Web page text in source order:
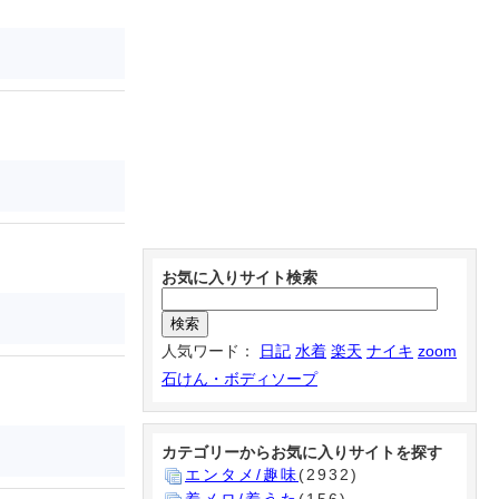
お気に入りサイト検索
人気ワード： 日記 水着 楽天 ナイキ zoom
石けん・ボディソープ
カテゴリーからお気に入りサイトを探す
エンタメ/趣味(2932)